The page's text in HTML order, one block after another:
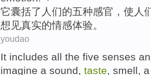
它囊括了 人们的五种感官 ， 使 人
想见真实的情感体验 。
youdao
It includes all the five senses
imagine a sound, taste, smell,